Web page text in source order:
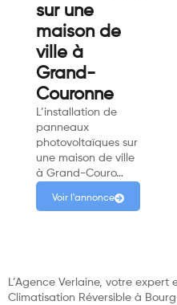
sur une
maison de
ville à
Grand-
Couronne
L’installation de
panneaux
photovoltaïques sur
une maison de ville
à Grand-Couro…
Voir l'annonce
L’Agence Verlaine, votre expert
Climatisation Réversible à